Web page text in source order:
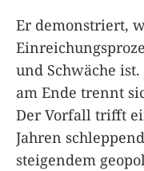
Er demonstriert,
und Schwäche
am Ende trennt
Der Vorfall trifft
Jahren
steigendem